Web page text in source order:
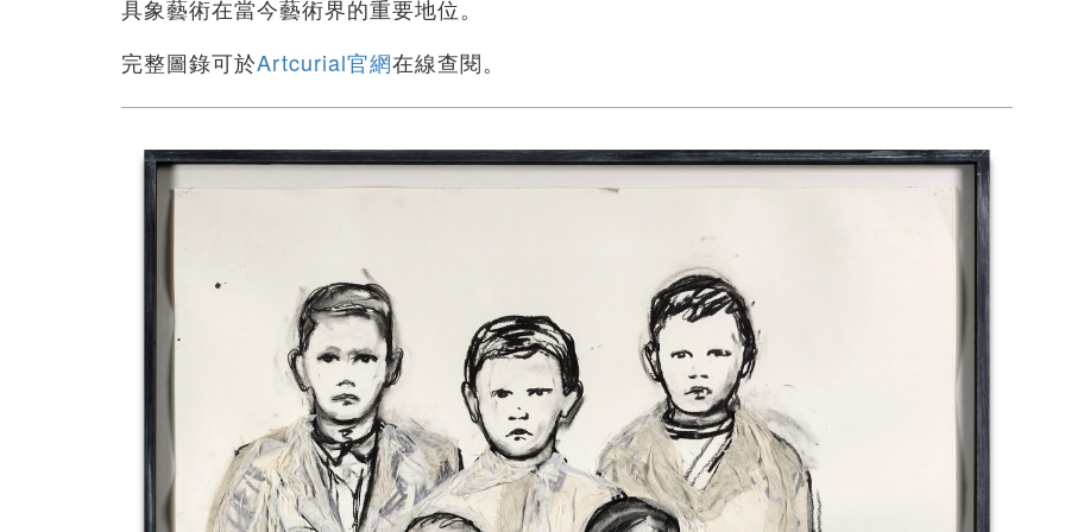
具象藝術在當今藝術界的重要地位。
完整圖錄可於Artcurial官網在線查閱。